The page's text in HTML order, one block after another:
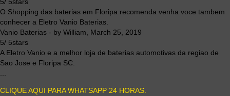
O Shopping das baterias em Floripa recomenda venha voce tambem
conhecer a Eletro Vanio Baterias.
Vanio Baterias - by William
March 25, 2019
5/ 5stars
A Eletro Vanio e a melhor loja de baterias automotivas da regiao de
Sao Jose e Floripa SC.
CLIQUE AQUI PARA WHATSAPP 24 HORAS.